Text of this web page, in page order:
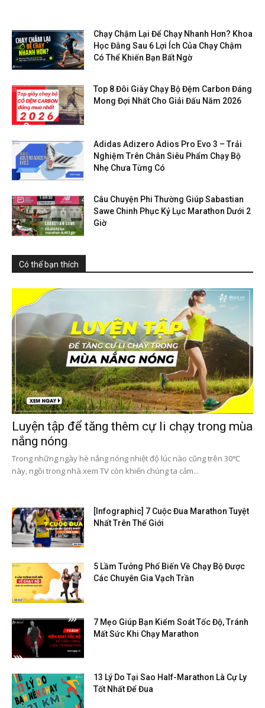
Chạy Chậm Lại Để Chạy Nhanh Hơn? Khoa
Học Đằng Sau 6 Lợi Ích Của Chạy Chậm
Có Thể Khiến Bạn Bất Ngờ
Top 8 Đôi Giày Chạy Bộ Đệm Carbon Đáng
Mong Đợi Nhất Cho Giải Đấu Năm 2026
Adidas Adizero Adios Pro Evo 3 – Trải
Nghiệm Trên Chân Siêu Phẩm Chạy Bộ
Nhẹ Chưa Từng Có
Câu Chuyện Phi Thường Giúp Sabastian
Sawe Chinh Phục Kỷ Lục Marathon Dưới 2
Giờ
Có thể bạn thích
Luyện tập để tăng thêm cự li chạy trong mùa
nắng nóng
Trong những ngày hè nắng nóng nhiệt độ lúc nào cũng trên 30℃
này, ngồi trong nhà xem TV còn khiến chúng ta cảm...
[Infographic] 7 Cuộc Đua Marathon Tuyệt
Nhất Trên Thế Giới
5 Lầm Tưởng Phổ Biến Về Chạy Bộ Được
Các Chuyên Gia Vạch Trần
7 Mẹo Giúp Bạn Kiểm Soát Tốc Độ, Tránh
Mất Sức Khi Chạy Marathon
13 Lý Do Tại Sao Half-Marathon Là Cự Ly
Tốt Nhất Để Đua